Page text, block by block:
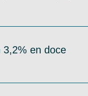
3,2% en doce